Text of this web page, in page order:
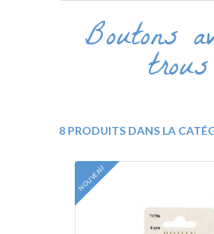
Boutons
trous
8 PRODUITS DANS LA
NOUVEAU